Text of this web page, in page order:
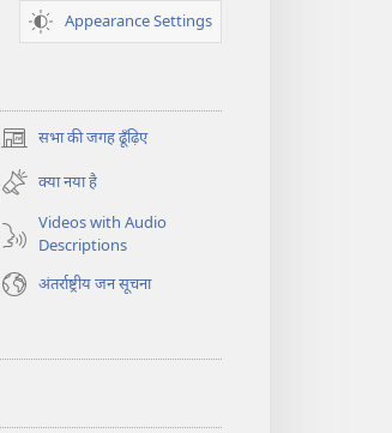
Appearance Settings
सभा की जगह ढूँढ़िए
(opens
new
window)
क्या नया है
Videos with Audio
Descriptions
अंतर्राष्ट्रीय जन सूचना